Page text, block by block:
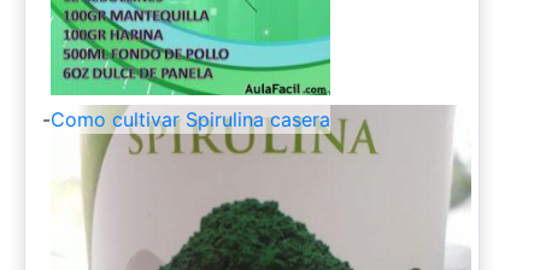
-Como cultivar Spirulina casera